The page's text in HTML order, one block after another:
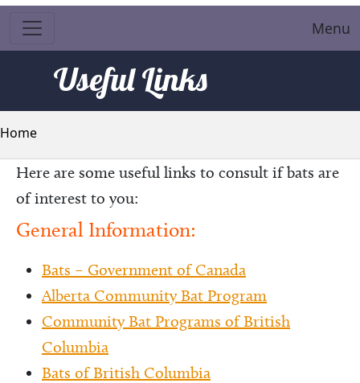
Menu
Useful Links
Breadcrumb
Home
Here are some useful links to consult if bats are
of interest to you:
General Information:
Bats – Government of Canada
Alberta Community Bat Program
Community Bat Programs of British
Columbia
Bats of British Columbia